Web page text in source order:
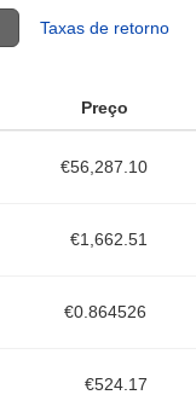
Taxas de retorno
Preço
€56,287.10
€1,662.51
€0.864526
€524.17